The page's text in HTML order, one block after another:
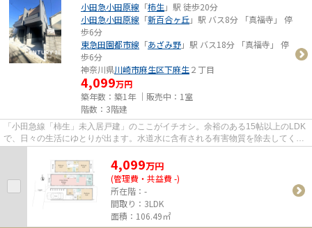
小田急小田原線 「柿生」駅 徒歩20分
小田急小田原線 「新百合ヶ丘」駅 バス8分 「真福寺」 停
歩6分
東急田園都市線 「あざみ野」駅 バス18分 「真福寺」 停
歩6分
神奈川県川崎市麻生区下麻生２丁目
4,099万円
築年数：築1年 ｜販売中： 1室
階数：3階建
「小田急線「柿生」未入居戸建」のここがイチオシ。余裕のある15帖以上のLDK
で、日々の生活にゆとりが出ます。水道水に含有される有害物質を除去してくれ
4,099万円
(管理費・共益費 -)
所在階：-
間取り：3LDK
面積：106.49㎡